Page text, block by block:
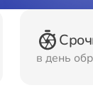
в день